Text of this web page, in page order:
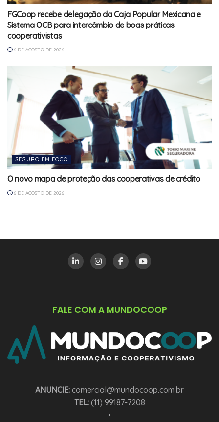
FGCoop recebe delegação da Caja Popular Mexicana e
Sistema OCB para intercâmbio de boas práticas
cooperativistas
6 DE AGOSTO DE 2026
SEGURO EM FOCO
O novo mapa de proteção das cooperativas de crédito
6 DE AGOSTO DE 2026
FALE COM A MUNDOCOOP
ANUNCIE: comercial@mundocoop.com.br
TEL:(11) 99187-7208
•